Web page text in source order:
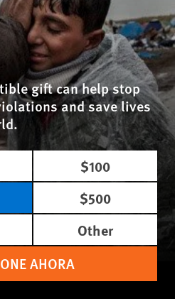
gift can help stop
and save lives
$100
$500
Other
AHORA